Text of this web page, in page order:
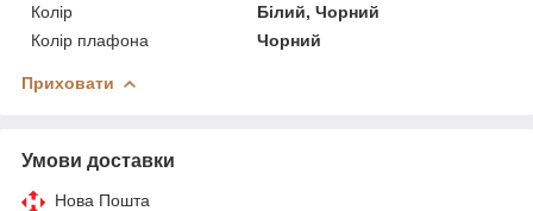
Колір
Білий, Чорний
Колір плафона
Чорний
Приховати
Умови доставки
Нова Пошта